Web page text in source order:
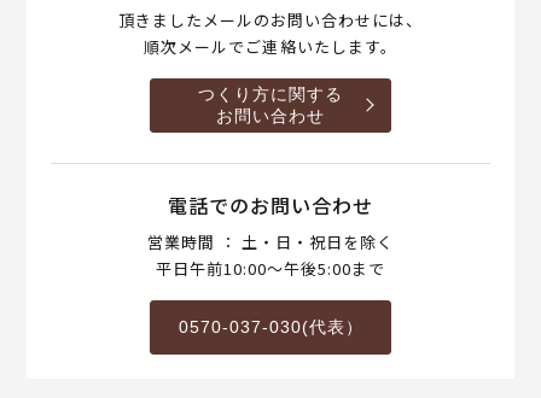
頂きましたメールのお問い合わせには、
順次メールでご連絡いたします。
つくり方に関する
お問い合わせ
電話でのお問い合わせ
営業時間 ： 土・日・祝日を除く
平日午前10:00～午後5:00まで
0570-037-030(代表）